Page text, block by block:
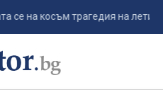
трагедия на летището в